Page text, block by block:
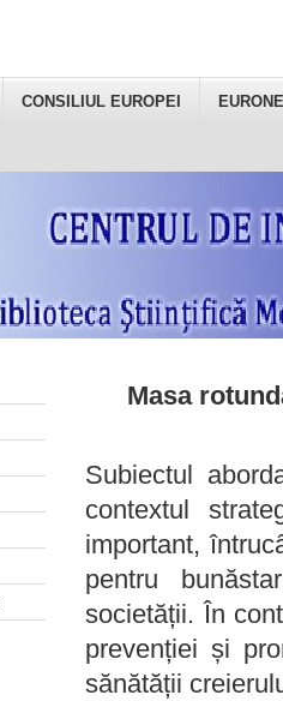
CONSILIUL EUROPEI
Masa
Subiectul
contextul
important,
pentru
societății. În
prevenției și
sănătății